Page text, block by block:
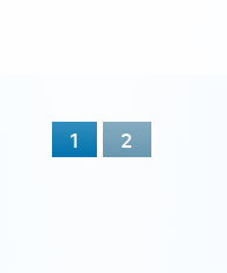
1 2